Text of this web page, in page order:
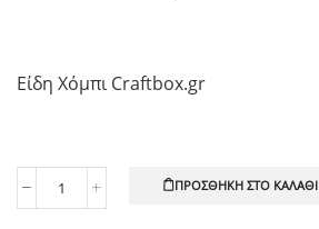
Είδη Χόμπι Craftbox.gr
Καλούπι
ΠΡΟΣΘΉΚΗ ΣΤΟ ΚΑΛΆΘΙ